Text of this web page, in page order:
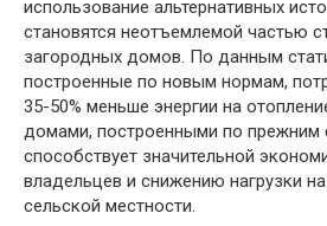
использование альтернативных
становятся неотъемлемой частью
загородных домов. По данным
построенные по новым нормам,
35-50% меньше энергии на
домами, построенными по прежним
способствует значительной
владельцев и снижению нагрузки на
сельской местности.